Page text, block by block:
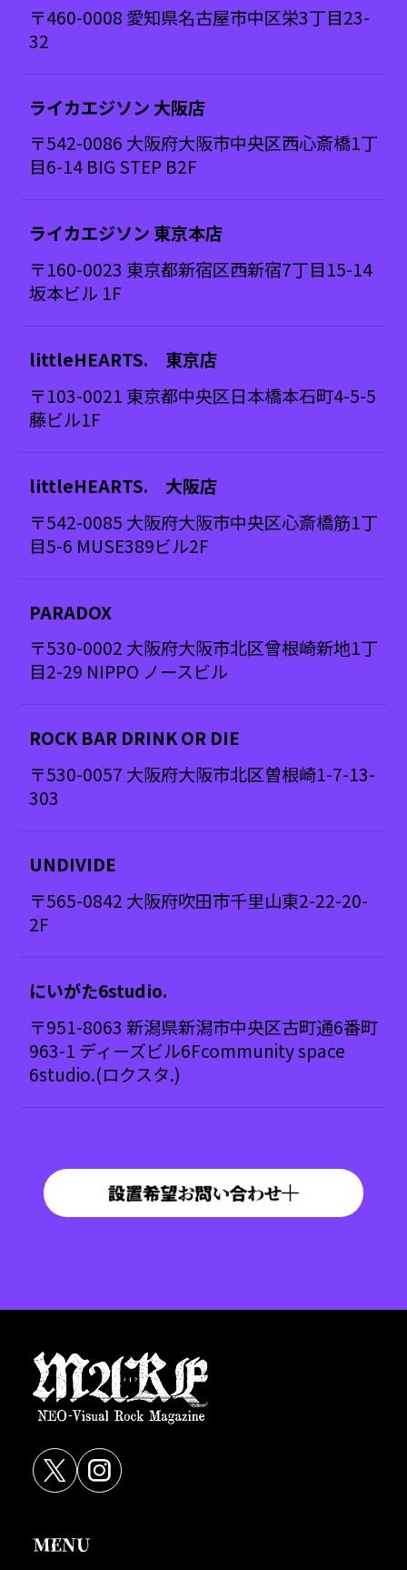
〒460-0008 愛知県名古屋市中区栄3丁目23-
32
ライカエジソン 大阪店
〒542-0086 大阪府大阪市中央区西心斎橋1丁
目6-14 BIG STEP B2F
ライカエジソン 東京本店
〒160-0023 東京都新宿区西新宿7丁目15-14
坂本ビル 1F
littleHEARTS. 東京店
〒103-0021 東京都中央区日本橋本石町4-5-5
藤ビル1F
littleHEARTS. 大阪店
〒542-0085 大阪府大阪市中央区心斎橋筋1丁
目5-6 MUSE389ビル2F
PARADOX
〒530-0002 大阪府大阪市北区曾根崎新地1丁
目2-29 NIPPO ノースビル
ROCK BAR DRINK OR DIE
〒530-0057 大阪府大阪市北区曽根崎1-7-13-
303
UNDIVIDE
〒565-0842 大阪府吹田市千里山東2-22-20-
2F
にいがた6studio.
〒951-8063 新潟県新潟市中央区古町通6番町
963-1 ディーズビル6F​community space
6studio.(ロクスタ.)